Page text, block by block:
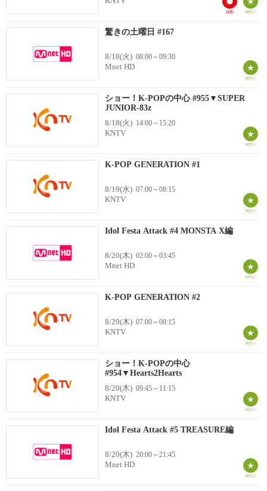
驚きの土曜日 #167
8/18(火) 08:00～09:30
Mnet HD
ショー！K-POPの中心 #955▼SUPER
JUNIOR-83z
8/18(火) 14:00～15:20
KNTV
K-POP GENERATION #1
8/19(水) 07:00～08:15
KNTV
Idol Festa Attack #4 MONSTA X編
8/20(木) 02:00～03:45
Mnet HD
K-POP GENERATION #2
8/20(木) 07:00～08:15
KNTV
ショー！K-POPの中心
#954▼Hearts2Hearts
8/20(木) 09:45～11:15
KNTV
Idol Festa Attack #5 TREASURE編
8/20(木) 20:00～21:45
Mnet HD